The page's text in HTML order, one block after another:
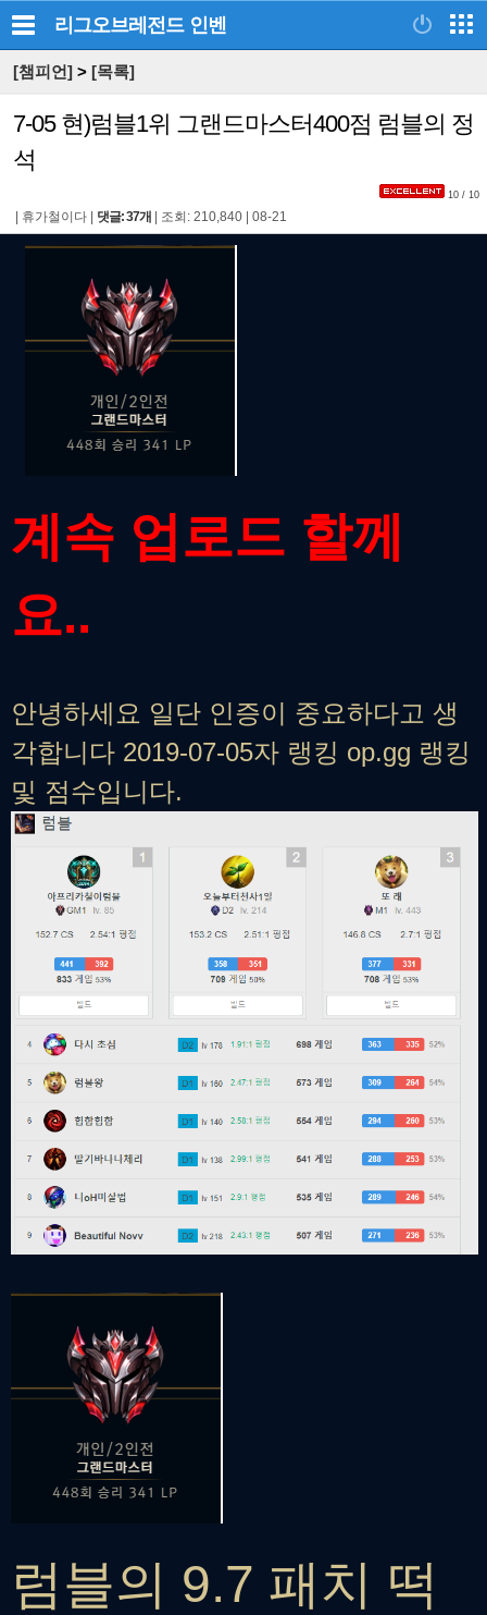
리그오브레전드 인벤
[챔피언] > [목록]
7-05 현)럼블1위 그랜드마스터400점 럼블의 정
석
10 / 10
휴가철이다 댓글: 37개 조회: 210,840 08-21
계속 업로드 할께
요..
안녕하세요 일단 인증이 중요하다고 생
각합니다 2019-07-05자 랭킹 op.gg 랭킹
및 점수입니다.
럼블의 9.7 패치 떡